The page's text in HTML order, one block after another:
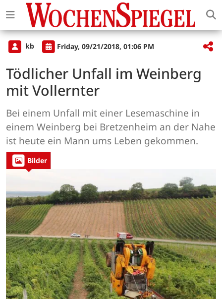
kb Friday, 09/21/2018, 01:06 PM
Tödlicher Unfall im Weinberg
mit Vollernter
Bei einem Unfall mit einer Lesemaschine in
einem Weinberg bei Bretzenheim an der Nahe
ist heute ein Mann ums Leben gekommen.
Bilder